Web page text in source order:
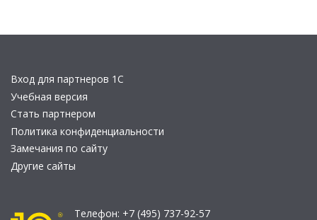
Вход для партнеров 1С
Учебная версия
Стать партнером
Политика конфиденциальности
Замечания по сайту
Другие сайты
Телефон: +7 (495) 737-92-57